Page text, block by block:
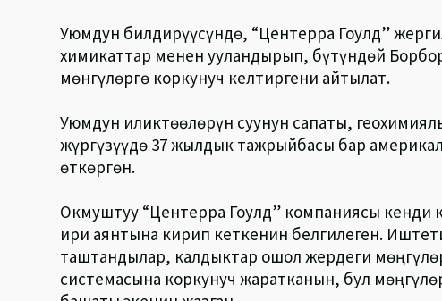
Уюмдун билдирүүсүндө, “Центерра Гоулд”
химикаттар менен ууландырып, бүтүндөй
мөнгүлөргө коркунуч келтиргени айтылат.
Уюмдун иликтөөлөрүн суунун сапаты,
жүргүзүүдө 37 жылдык тажрыйбасы бар
өткөргөн.
Окмуштуу “Центерра Гоулд” компаниясы кенди
ири аянтына кирип кеткенин белгилеген.
таштандылар, калдыктар ошол жердеги
системасына коркунуч жаратканын, бул